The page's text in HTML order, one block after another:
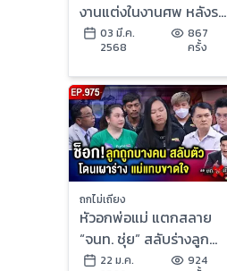
งานแต่งในงานศพ หลังรถ
พลิกคว่ำเสียชีวิต | ข่าว
เย็นประเด็นร้อน
03 มี.ค.
2568
867
ครั้ง
ถกไม่เถียง
หัวอกพ่อแม่ แตกสลาย
“จนท. ชุ่ย” สลับร่างลูก
ช็อก ลูกถูกเผา “ไม่ทันเห็น
22 ม.ค.
924